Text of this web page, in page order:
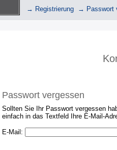
→ Registrierung
→ Passwort
Passwort vergessen
Sollten Sie Ihr Passwort vergessen
einfach in das Textfeld Ihre E-Mail-
E-Mail: